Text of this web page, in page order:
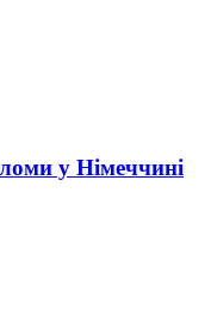
у Німеччині